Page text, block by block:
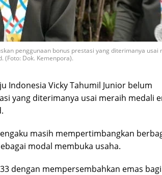
penggunaan bonus prestasi yang diterimanya usai
(Foto: Dok. Kemenpora).
Indonesia Vicky Tahumil Junior belum
yang diterimanya usai meraih medali
masih mempertimbangkan
modal membuka usaha.
dengan mempersembahkan emas bagi